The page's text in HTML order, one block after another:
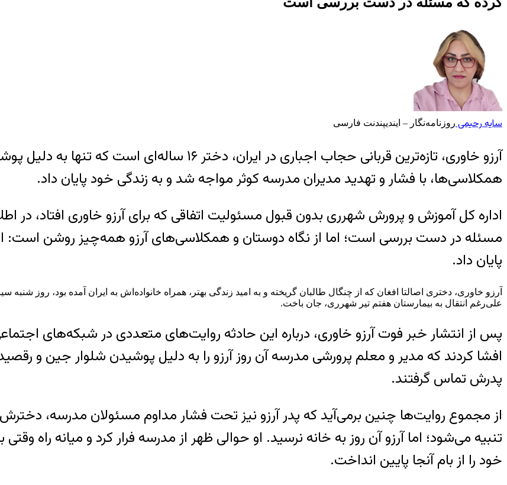
سایه رحیمیروزنامه‌نگار – ایندیپندنت فارسی
آرزو خاوری، تازه‌ترین قربانی حجاب اجباری در ایران،
همکلاسی‌ها، با فشار و تهدید مدیران مدرسه کوثر مواجه شد و به زندگی‌ خود پایان داد.
اداره کل آموزش‌ و پرورش شهرری بدون قبول مسئولیت اتفاقی که برای آرزو خاوری افتاد، در
پایان داد.
آرزو خاوری، دختری اصالتا افغان که از چنگال طالبان گریخته و به امید زندگی بهتر، همراه خانواده‌اش به ایران آمده بود، روز
علی‌رغم انتقال به بیمارستان هفتم تیر شهرری، جان باخت.
پس از انتشار خبر فوت آرزو خاوری، درباره این حادثه روایت‌های متعددی در شبکه‌های
افشا کردند که مدیر و معلم پرورشی مدرسه آن روز آرزو را به دلیل پوشیدن شلوار جین و
پدرش تماس گرفتند.
از مجموع روایت‌ها چنین برمی‌آید که پدر آرزو نیز تحت فشار مداوم مسئولان مدرسه،
تنبیه می‌شود؛ اما آرزو آن روز به خانه نرسید. او حوالی ظهر از مدرسه فرار کرد و میانه راه
خود را از بام آنجا پایین انداخت.